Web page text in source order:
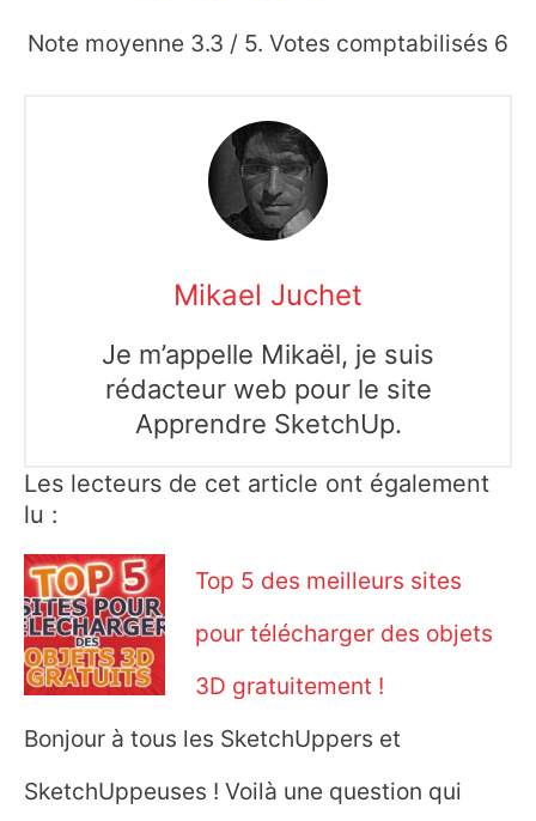
Note moyenne 3.3 / 5. Votes comptabilisés 6
Mikael Juchet
Je m’appelle Mikaël, je suis
rédacteur web pour le site
Apprendre SketchUp.
Les lecteurs de cet article ont également
lu :
Top 5 des meilleurs sites
pour télécharger des objets
3D gratuitement !
Bonjour à tous les SketchUppers et
SketchUppeuses ! Voilà une question qui